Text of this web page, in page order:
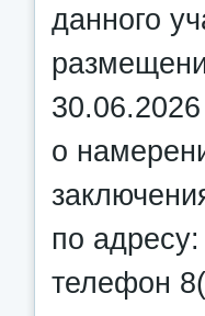
данного
о
по
телефон